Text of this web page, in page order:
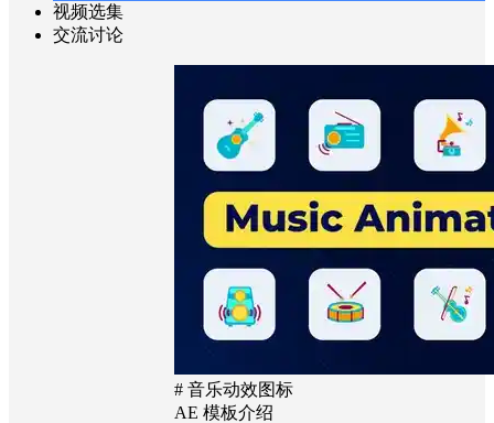
视频选集
交流讨论
# 音乐动效图标
AE 模板介绍